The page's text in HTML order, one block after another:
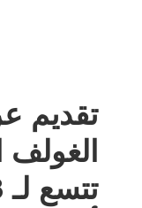
تقديم
الغولف